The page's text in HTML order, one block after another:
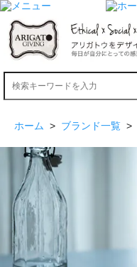
ホーム > ブランド一覧 >